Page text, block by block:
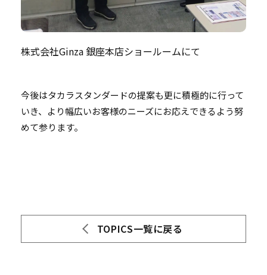
株式会社Ginza 銀座本店ショールームにて
今後はタカラスタンダードの提案も更に積極的に行って
いき、より幅広いお客様のニーズにお応えできるよう努
めて参ります。
TOPICS一覧に戻る